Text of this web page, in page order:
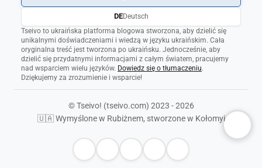
Tseivo to ukraińska platforma blogowa stworzona, aby dzielić się
unikalnymi doświadczeniami i wiedzą w języku ukraińskim. Cała
oryginalna treść jest tworzona po ukraińsku. Jednocześnie, aby
dzielić się przydatnymi informacjami z całym światem, pracujemy
nad wsparciem wielu języków. Dowiedz się o tłumaczeniu.
Dziękujemy za zrozumienie i wsparcie!
DEDeutsch
© Tseivo! (tseivo.com) 2023 - 2026
🇺🇦 Wymyślone w Rubiżnem, stworzone w Kołomyi